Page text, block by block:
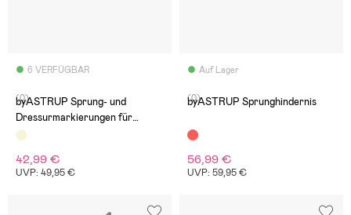
6 VERFÜGBAR
(0)
byASTRUP Sprung- und
Dressurmarkierungen für
Steckenpferde
42,99 €
UVP: 49,95 €
Auf Lager
(0)
byASTRUP Sprunghindernis
56,99 €
UVP: 59,95 €